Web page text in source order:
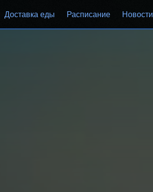
Доставка еды Расписание Новости